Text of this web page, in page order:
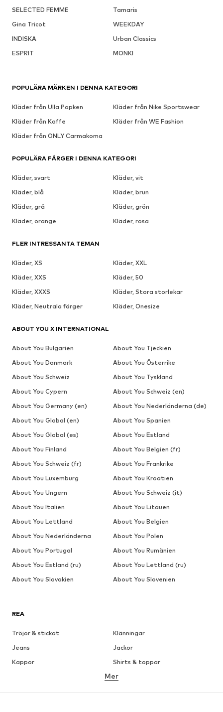
SELECTED FEMME
Tamaris
Gina Tricot
WEEKDAY
INDISKA
Urban Classics
ESPRIT
MONKI
REA
Tröjor & stickat
Klänningar
Jeans
Jackor
Kappor
Shirts & toppar
Underkläder
Kjolar
Blusar & tunikor
Mer
POPULÄRA MÄRKEN I DENNA KATEGORI
Kläder från Ulla Popken
Kläder från Nike Sportswear
Kläder från Kaffe
Kläder från WE Fashion
Kläder från ONLY Carmakoma
POPULÄRA FÄRGER I DENNA KATEGORI
Kläder, svart
Kläder, vit
Kläder, blå
Kläder, brun
Kläder, grå
Kläder, grön
Kläder, orange
Kläder, rosa
FLER INTRESSANTA TEMAN
Kläder, XS
Kläder, XXL
Kläder, XXS
Kläder, 50
Kläder, XXXS
Kläder, Stora storlekar
Kläder, Neutrala färger
Kläder, Onesize
ABOUT YOU X INTERNATIONAL
About You Bulgarien
About You Tjeckien
About You Danmark
About You Österrike
About You Schweiz
About You Tyskland
About You Cypern
About You Schweiz (en)
About You Germany (en)
About You Nederländerna (de)
About You Global (en)
About You Spanien
About You Global (es)
About You Estland
About You Finland
About You Belgien (fr)
About You Schweiz (fr)
About You Frankrike
About You Luxemburg
About You Kroatien
About You Ungern
About You Schweiz (it)
About You Italien
About You Litauen
About You Lettland
About You Belgien
About You Nederländerna
About You Polen
About You Portugal
About You Rumänien
About You Estland (ru)
About You Lettland (ru)
About You Slovakien
About You Slovenien